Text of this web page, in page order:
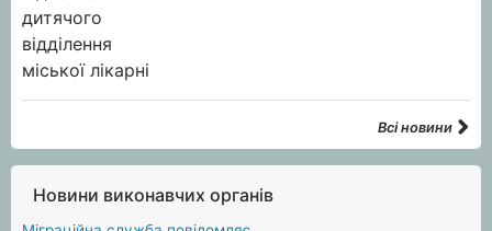
Всі новини
Новини виконавчих органів